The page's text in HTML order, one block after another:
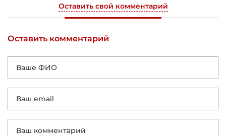
Оставить свой комментарий
Оставить комментарий